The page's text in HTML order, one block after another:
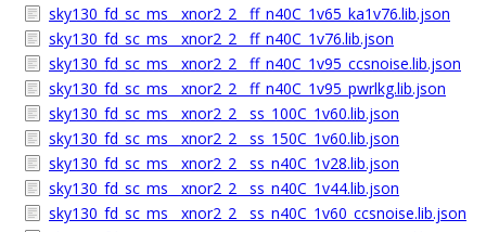
sky130_fd_sc_ms__xnor2_2__ff_n40C_1v65_ka1v76.lib.json
sky130_fd_sc_ms__xnor2_2__ff_n40C_1v76.lib.json
sky130_fd_sc_ms__xnor2_2__ff_n40C_1v95_ccsnoise.lib.json
sky130_fd_sc_ms__xnor2_2__ff_n40C_1v95_pwrlkg.lib.json
sky130_fd_sc_ms__xnor2_2__ss_100C_1v60.lib.json
sky130_fd_sc_ms__xnor2_2__ss_150C_1v60.lib.json
sky130_fd_sc_ms__xnor2_2__ss_n40C_1v28.lib.json
sky130_fd_sc_ms__xnor2_2__ss_n40C_1v44.lib.json
sky130_fd_sc_ms__xnor2_2__ss_n40C_1v60_ccsnoise.lib.json